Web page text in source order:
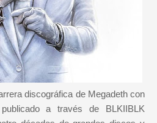
discográfica de Megadeth con
a través de BLKIIBLK